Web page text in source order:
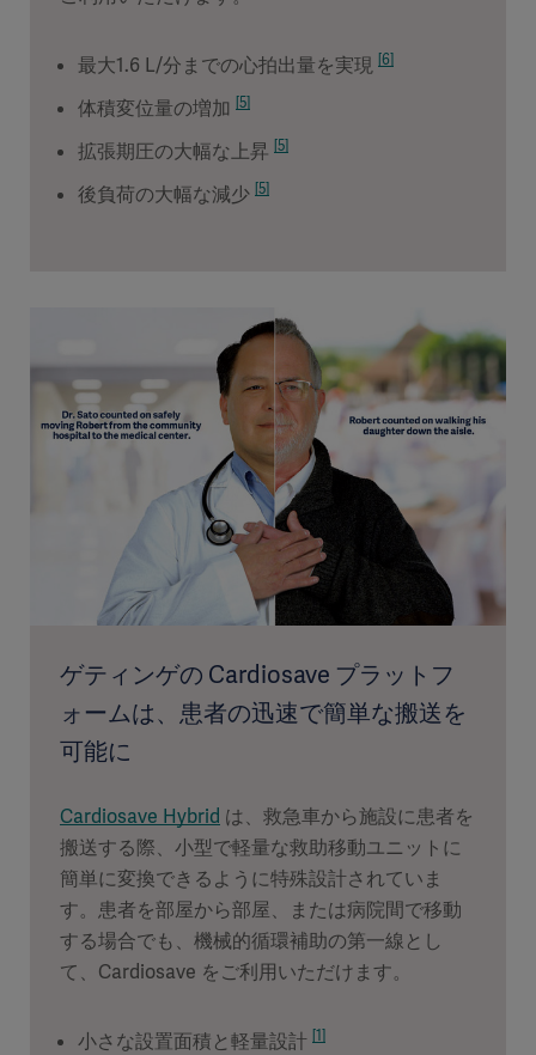
最大1.6 L/分までの心拍出量を実現 [6]
体積変位量の増加 [5]
拡張期圧の大幅な上昇 [5]
後負荷の大幅な減少 [5]
ゲティンゲの Cardiosave プラットフ
ォームは、患者の迅速で簡単な搬送を
可能に
Cardiosave Hybrid は、救急車から施設に患者を
搬送する際、小型で軽量な救助移動ユニットに
簡単に変換できるように特殊設計されていま
す。患者を部屋から部屋、または病院間で移動
する場合でも、機械的循環補助の第一線とし
て、Cardiosave をご利用いただけます。
小さな設置面積と軽量設計 [1]